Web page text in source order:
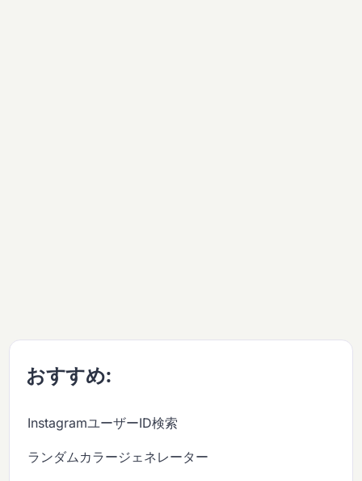
おすすめ:
InstagramユーザーID検索
ランダムカラージェネレーター